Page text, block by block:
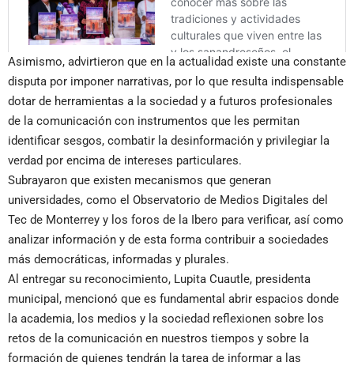
Asimismo, advirtieron que en la actualidad existe una constante
disputa por imponer narrativas, por lo que resulta indispensable
dotar de herramientas a la sociedad y a futuros profesionales
de la comunicación con instrumentos que les permitan
identificar sesgos, combatir la desinformación y privilegiar la
verdad por encima de intereses particulares.
Subrayaron que existen mecanismos que generan
universidades, como el Observatorio de Medios Digitales del
Tec de Monterrey y los foros de la Ibero para verificar, así como
analizar información y de esta forma contribuir a sociedades
más democráticas, informadas y plurales.
Al entregar su reconocimiento, Lupita Cuautle, presidenta
municipal, mencionó que es fundamental abrir espacios donde
la academia, los medios y la sociedad reflexionen sobre los
retos de la comunicación en nuestros tiempos y sobre la
formación de quienes tendrán la tarea de informar a las